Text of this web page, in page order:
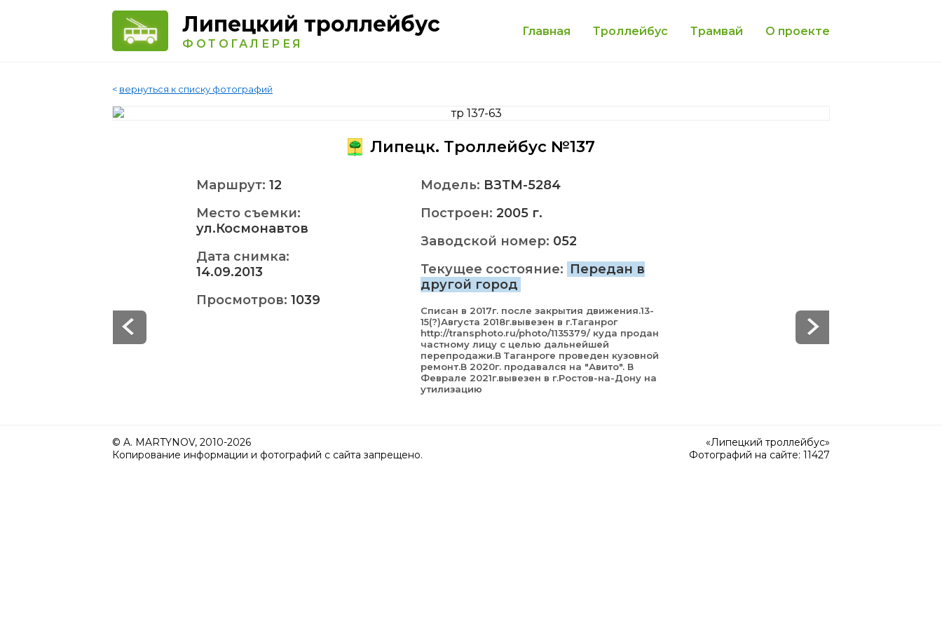
Липецкий троллейбус
ФОТОГАЛЕРЕЯ
Главная Троллейбус Трамвай О проекте
< вернуться к списку фотографий
Липецк. Троллейбус №137
Маршрут: 12
Место съемки:
ул.Космонавтов
Дата снимка:
14.09.2013
Просмотров: 1039
Модель: ВЗТМ-5284
Построен: 2005 г.
Заводской номер: 052
Текущее состояние: Передан в
другой город
Списан в 2017г. после закрытия движения.13-
15(?)Августа 2018г.вывезен в г.Таганрог
http://transphoto.ru/photo/1135379/ куда продан
частному лицу с целью дальнейшей
перепродажи.В Таганроге проведен кузовной
ремонт.В 2020г. продавался на "Авито". В
Феврале 2021г.вывезен в г.Ростов-на-Дону на
утилизацию
© A. MARTYNOV, 2010-2026
Копирование информации и фотографий с сайта запрещено.
«Липецкий троллейбус»
Фотографий на сайте: 11427